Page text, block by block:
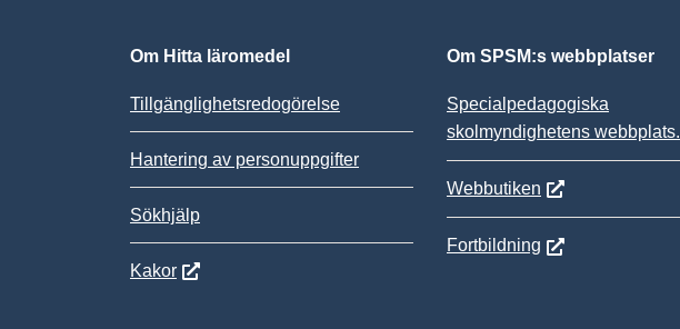
Om Hitta läromedel
Tillgänglighetsredogörelse
Hantering av personuppgifter
Sökhjälp
Kakor
Om SPSM:s webbplatser
Specialpedagogiska
skolmyndighetens webbplats.
Webbutiken
Fortbildning